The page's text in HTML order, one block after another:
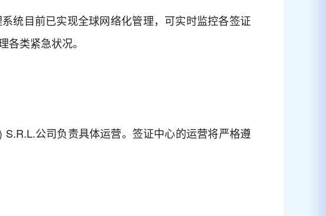
统目前已实现全球网络化管理，可实时监控各签证
类紧急状况。
公司负责具体运营。签证中心的运营将严格遵